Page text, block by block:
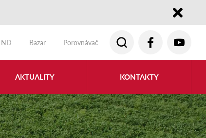
Bazar Porovnávač
AKTUALITY KONTAKTY